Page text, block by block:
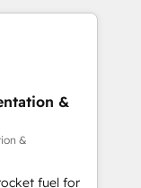
scale, and
Pipedrive,
for
across Sales
Hub and
and ISO
standard •
built on
&
&
fuel for